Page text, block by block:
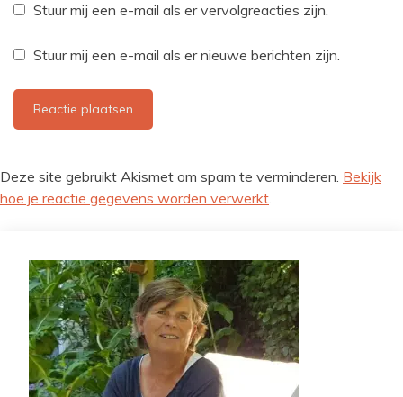
Stuur mij een e-mail als er vervolgreacties zijn.
Stuur mij een e-mail als er nieuwe berichten zijn.
Deze site gebruikt Akismet om spam te verminderen. Bekijk
hoe je reactie gegevens worden verwerkt.